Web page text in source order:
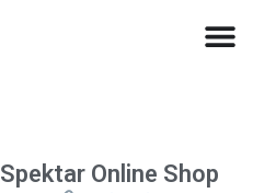
Spektar Online Shop